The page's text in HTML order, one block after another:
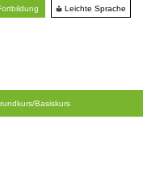
Leichte Sprache
Basiskurs